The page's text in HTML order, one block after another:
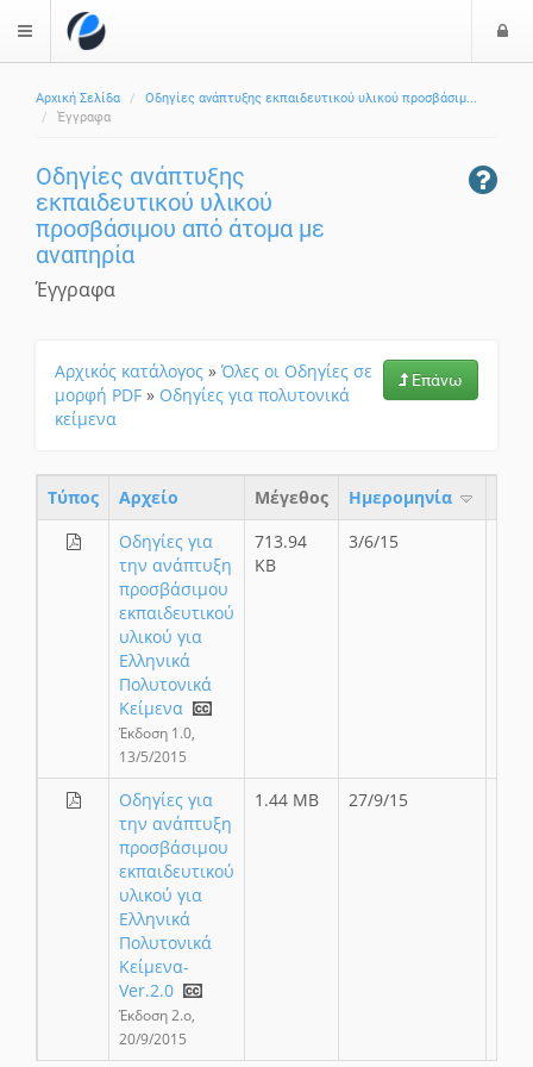
$langMenu
Αρχική Σελίδα
Οδηγίες ανάπτυξης εκπαιδευτικού υλικού προσβάσιμ...
Έγγραφα
Οδηγίες ανάπτυξης
εκπαιδευτικού υλικού
προσβάσιμου από άτομα με
αναπηρία
Έγγραφα
Επάνω
Αρχικός κατάλογος » Όλες οι Οδηγίες σε
μορφή PDF » Οδηγίες για πολυτονικά
κείμενα
Τύπος Aρχείο Μέγεθος
Ημερομηνία
Οδηγίες για
την ανάπτυξη
προσβάσιμου
εκπαιδευτικού
υλικού για
Ελληνικά
Πολυτονικά
Κείμενα
Έκδοση 1.0,
13/5/2015
713.94
KB
3/6/15
Οδηγίες για
την ανάπτυξη
προσβάσιμου
εκπαιδευτικού
υλικού για
Ελληνικά
Πολυτονικά
Κείμενα-
Ver.2.0
Έκδοση 2.ο,
20/9/2015
1.44 MB 27/9/15